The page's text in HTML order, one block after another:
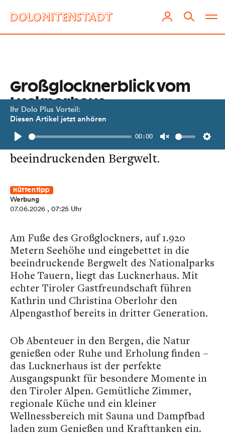
Ihr Dolo Plus Vorteil:
Diesen Artikel jetzt anhören
Play
00:00
Unmute
Großglocknerblick vom
Lucknerhaus
Der Gasthof liegt am Ende der Kalser
Glocknerstraße inmitten einer
beeindruckenden Bergwelt.
Hüttentipp
Werbung
07.06.2026 , 07:25 Uhr
Am Fuße des Großglockners, auf 1.920
Metern Seehöhe und eingebettet in die
beeindruckende Bergwelt des Nationalparks
Hohe Tauern, liegt das Lucknerhaus. Mit
echter Tiroler Gastfreundschaft führen
Kathrin und Christina Oberlohr den
Alpengasthof bereits in dritter Generation.
Ob Abenteuer in den Bergen, die Natur
genießen oder Ruhe und Erholung finden –
das Lucknerhaus ist der perfekte
Ausgangspunkt für besondere Momente in
den Tiroler Alpen. Gemütliche Zimmer,
regionale Küche und ein kleiner
Wellnessbereich mit Sauna und Dampfbad
laden zum Genießen und Krafttanken ein.